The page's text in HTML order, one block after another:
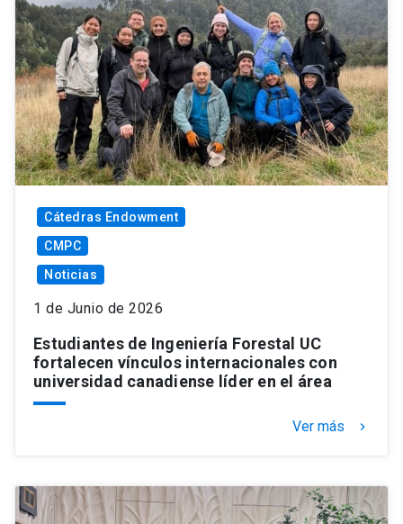
Cátedras Endowment
CMPC
Noticias
1 de Junio de 2026
Estudiantes de Ingeniería Forestal UC
fortalecen vínculos internacionales con
universidad canadiense líder en el área
Ver más keyboard_arrow_right